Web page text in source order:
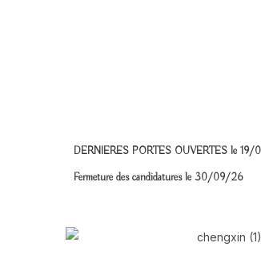
DERNIERES PORTES OUVERTES le
Fermeture des candidatures le 30/09/26